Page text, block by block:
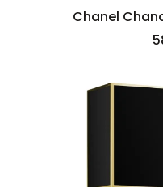
Chanel